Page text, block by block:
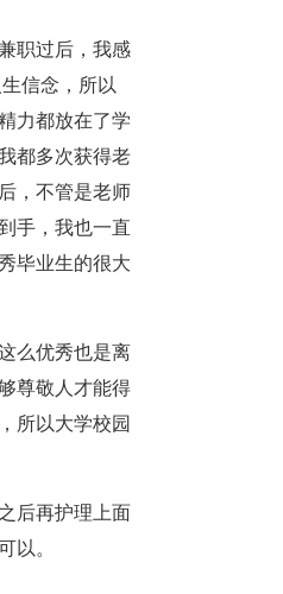
职过后，我感
信念，所以
力都放在了学
都多次获得老
，不管是老师
手，我也一直
毕业生的很大
么优秀也是离
尊敬人才能得
所以大学校园
后再护理上面
以。